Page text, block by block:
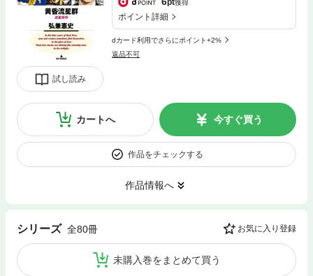
試し読み
pt獲得
ポイント詳細
dカード利用でさらにポイント+2%
返品不可
カートへ 今すぐ買う
作品をチェックする
作品情報へ
シリーズ 全80冊 お気に入り登録
未購入巻をまとめて買う